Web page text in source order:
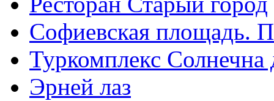
Софиевская площадь.
Туркомплекс Солнечна
Эрней лаз